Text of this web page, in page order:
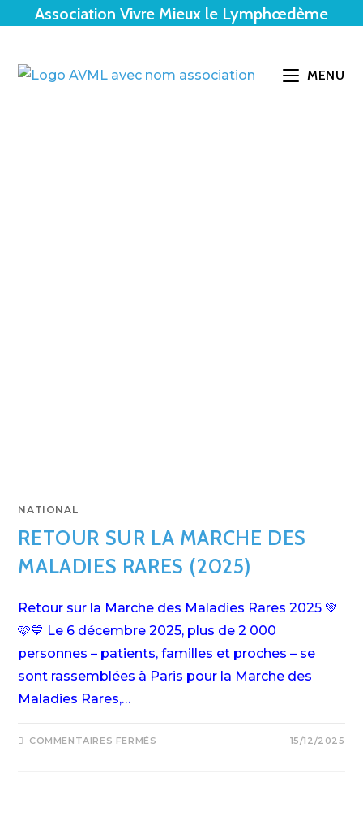
Association Vivre Mieux le Lymphœdème
MENU
NATIONAL
RETOUR SUR LA MARCHE DES
MALADIES RARES (2025)
Retour sur la Marche des Maladies Rares 2025 💚
🩷💙 Le 6 décembre 2025, plus de 2 000
personnes – patients, familles et proches – se
sont rassemblées à Paris pour la Marche des
Maladies Rares,…
COMMENTAIRES FERMÉS 15/12/2025